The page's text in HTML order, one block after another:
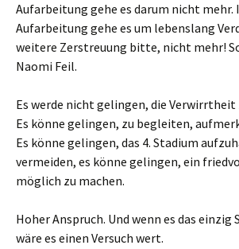
Aufarbeitung gehe es darum nicht mehr.
Aufarbeitung gehe es um lebenslang
weitere Zerstreuung bitte, nicht mehr!
Naomi Feil.
Es werde nicht gelingen, die Verwirrtheit
Es könne gelingen, zu begleiten,
Es könne gelingen, das 4. Stadium
vermeiden, es könne gelingen, ein
möglich zu machen.
Hoher Anspruch. Und wenn es das einzig
wäre es einen Versuch wert.